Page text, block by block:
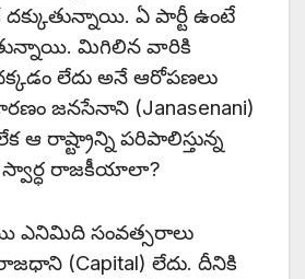
ఏ పార్టీ ఉంటే
మిగిలిన వారికి
లేదు అనే ఆరోపణలు
జనసేనాని (Janasenani)
ఆ రాష్ట్రాన్ని పరిపాలిస్తున్న
స్వార్ధ రాజకీయాలా?
ఎనిమిది సంవత్సరాలు
(Capital) లేదు. దీనికి